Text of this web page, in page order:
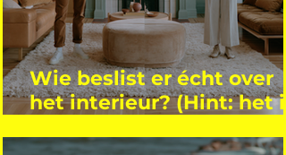
Wie beslist er écht over
het interieur? (Hint: het is